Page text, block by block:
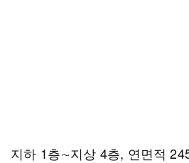
지하 1층∼지상 4층, 연면적